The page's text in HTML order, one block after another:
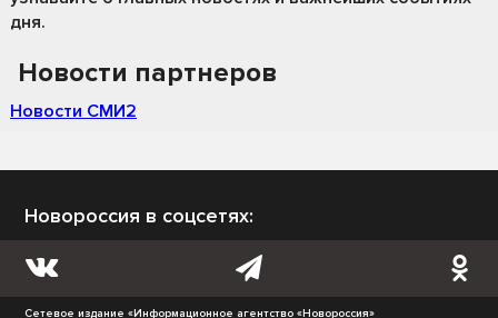
дня.
Новости партнеров
Новости СМИ2
Новороссия в соцсетях:
Сетевое издание «Информационное агентство «Новороссия»